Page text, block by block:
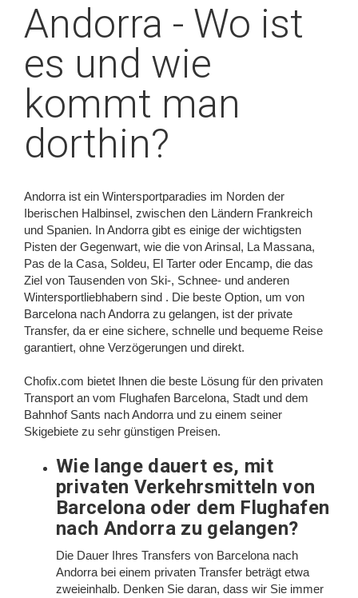
Andorra - Wo ist
es und wie
kommt man
dorthin?
Andorra ist ein Wintersportparadies im Norden der
Iberischen Halbinsel, zwischen den Ländern Frankreich
und Spanien. In Andorra gibt es einige der wichtigsten
Pisten der Gegenwart, wie die von Arinsal, La Massana,
Pas de la Casa, Soldeu, El Tarter oder Encamp, die das
Ziel von Tausenden von Ski-, Schnee- und anderen
Wintersportliebhabern sind . Die beste Option, um von
Barcelona nach Andorra zu gelangen, ist der private
Transfer, da er eine sichere, schnelle und bequeme Reise
garantiert, ohne Verzögerungen und direkt.
Chofix.com bietet Ihnen die beste Lösung für den privaten
Transport an vom Flughafen Barcelona, Stadt und dem
Bahnhof Sants nach Andorra und zu einem seiner
Skigebiete zu sehr günstigen Preisen.
Wie lange dauert es, mit
privaten Verkehrsmitteln von
Barcelona oder dem Flughafen
nach Andorra zu gelangen?
Die Dauer Ihres Transfers von Barcelona nach
Andorra bei einem privaten Transfer beträgt etwa
zweieinhalb. Denken Sie daran, dass wir Sie immer